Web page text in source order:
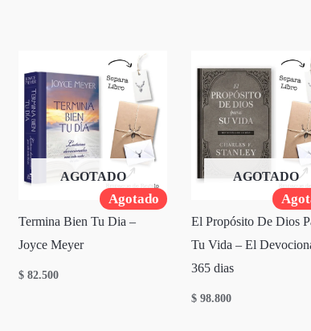
Agotado
AGOTADO
Termina Bien Tu Dia –
Joyce Meyer
$ 82.500
AGOTADO
El Propósito De Dios
Tu Vida – El
365 dias
$ 98.800